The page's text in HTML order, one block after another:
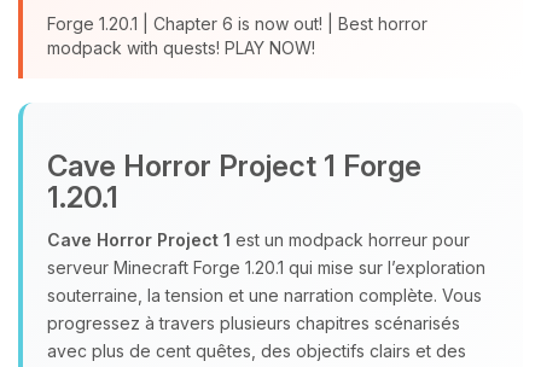
Forge 1.20.1 | Chapter 6 is now out! | Best horror
modpack with quests! PLAY NOW!
Cave Horror Project 1 Forge
1.20.1
Cave Horror Project 1 est un modpack horreur pour
serveur Minecraft Forge 1.20.1 qui mise sur l’exploration
souterraine, la tension et une narration complète. Vous
progressez à travers plusieurs chapitres scénarisés
avec plus de cent quêtes, des objectifs clairs et des
assistant BoxToPlay. Dis-moi ce dont
tu as besoin et je vais remuer mes
10/08/2026 à 14:16